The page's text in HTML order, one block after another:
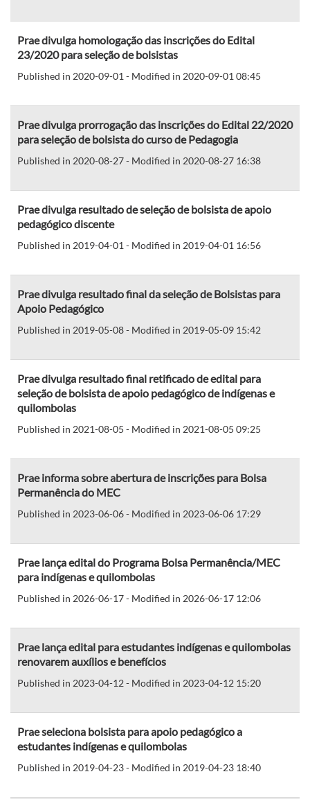
Prae divulga homologação das inscrições do Edital
23/2020 para seleção de bolsistas
Published in 2020-09-01 - Modified in 2020-09-01 08:45
Prae divulga prorrogação das inscrições do Edital 22/2020
para seleção de bolsista do curso de Pedagogia
Published in 2020-08-27 - Modified in 2020-08-27 16:38
Prae divulga resultado de seleção de bolsista de apoio
pedagógico discente
Published in 2019-04-01 - Modified in 2019-04-01 16:56
Prae divulga resultado final da seleção de Bolsistas para
Apoio Pedagógico
Published in 2019-05-08 - Modified in 2019-05-09 15:42
Prae divulga resultado final retificado de edital para
seleção de bolsista de apoio pedagógico de indígenas e
quilombolas
Published in 2021-08-05 - Modified in 2021-08-05 09:25
Prae informa sobre abertura de inscrições para Bolsa
Permanência do MEC
Published in 2023-06-06 - Modified in 2023-06-06 17:29
Prae lança edital do Programa Bolsa Permanência/MEC
para indígenas e quilombolas
Published in 2026-06-17 - Modified in 2026-06-17 12:06
Prae lança edital para estudantes indígenas e quilombolas
renovarem auxílios e benefícios
Published in 2023-04-12 - Modified in 2023-04-12 15:20
Prae seleciona bolsista para apoio pedagógico a
estudantes indígenas e quilombolas
Published in 2019-04-23 - Modified in 2019-04-23 18:40